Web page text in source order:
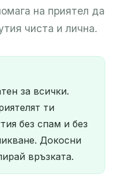
на приятел да
чиста и лична.
за всички.
ти
без спам и без
Докосни
връзката.